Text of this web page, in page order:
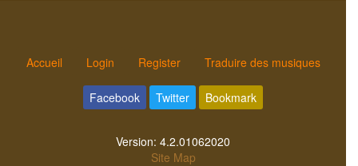
Accueil Login Register Traduire des musiques
Facebook Twitter Bookmark
Version: 4.2.01062020
Site Map